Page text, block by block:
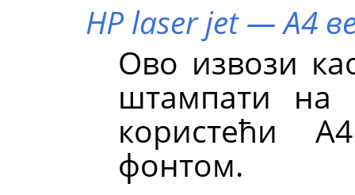
HP laser jet — А4
Ово извози
штампати на
користећи
фонтом.